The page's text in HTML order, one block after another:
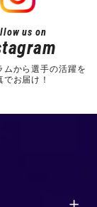
us on
ムから選手の活躍を
でお届け！